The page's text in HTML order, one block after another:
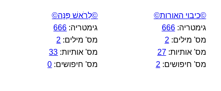
©כיבוי האורות©
גימטריה:666
מס' מילים: 2
מס' אותיות:27
מס' חיפושים: 2
©לְרֹאשׁ פִּנָּה©
גימטריה: 666
מס' מילים: 2
מס' אותיות: 33
מס' חיפושים: 0